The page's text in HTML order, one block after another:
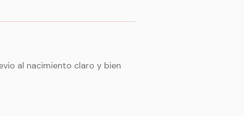
al nacimiento claro y bien